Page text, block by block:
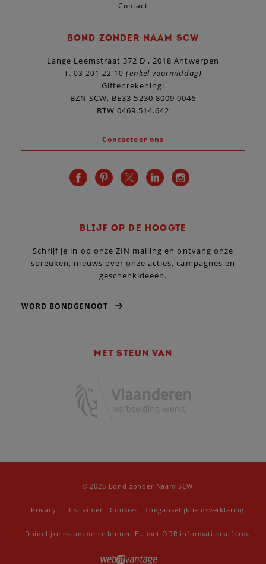
Contact
BOND ZONDER NAAM SCW
Lange Leemstraat 372 D , 2018 Antwerpen
T. 03 201 22 10 (enkel voormiddag)
Giftenrekening:
BZN SCW, BE33 5230 8009 0046
BTW 0469.514.642
Contacteer ons
BLIJF OP DE HOOGTE
Schrijf je in op onze ZIN mailing en ontvang onze
spreuken, nieuws over onze acties, campagnes en
geschenkideeën.
WORD BONDGENOOT
MET STEUN VAN
© 2026 Bond zonder Naam SCW
Privacy - Disclaimer-Cookies -Toegankelijkheidsverklaring
Duidelijke e-commerce binnen EU met ODR informatieplatform.